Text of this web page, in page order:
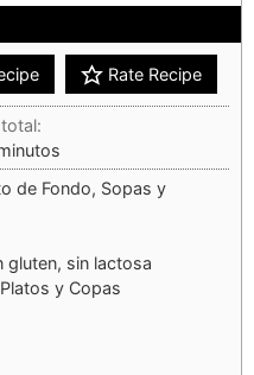
Rate Recipe
de Fondo, Sopas y
gluten, sin lactosa
Platos y Copas